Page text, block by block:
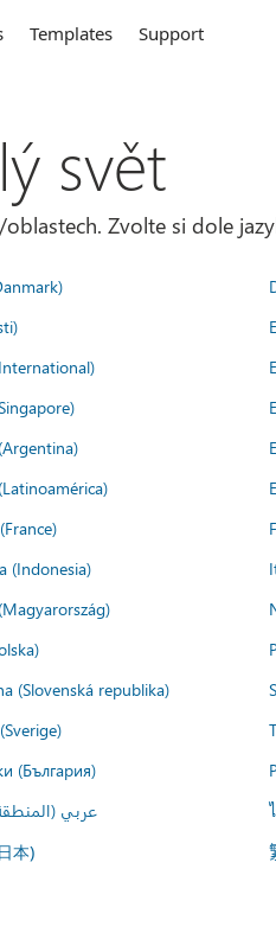
Templates Support
svět
Zvolte si dole
(Indonesia)
(Slovenská republika)
(България)
عربي
本)